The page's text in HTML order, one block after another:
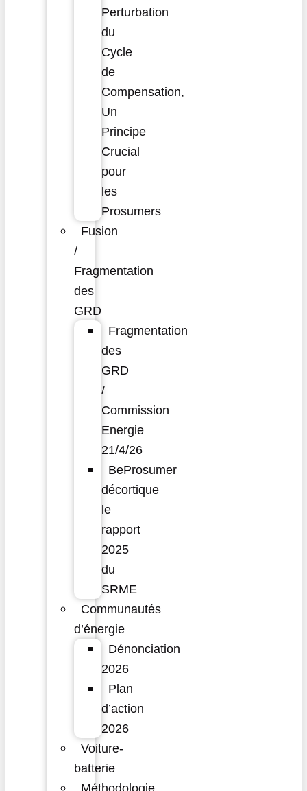
Perturbation
du
Cycle
de
Compensation,
Un
Principe
Crucial
pour
les
Prosumers
Fusion
/
Fragmentation
des
GRD
Fragmentation
des
GRD
/
Commission
Energie
21/4/26
BeProsumer
décortique
le
rapport
2025
du
SRME
Communautés
d’énergie
Dénonciation
2026
Plan
d’action
2026
Voiture-
batterie
Méthodologie